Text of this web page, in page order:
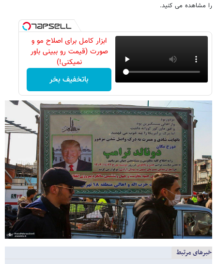
را مشاهده می کنید.
ابزار کامل برای اصلاح مو و
صورت (قیمت رو ببینی باور
نمیکنی!)
باتخفیف بخر
خبرهای مرتبط